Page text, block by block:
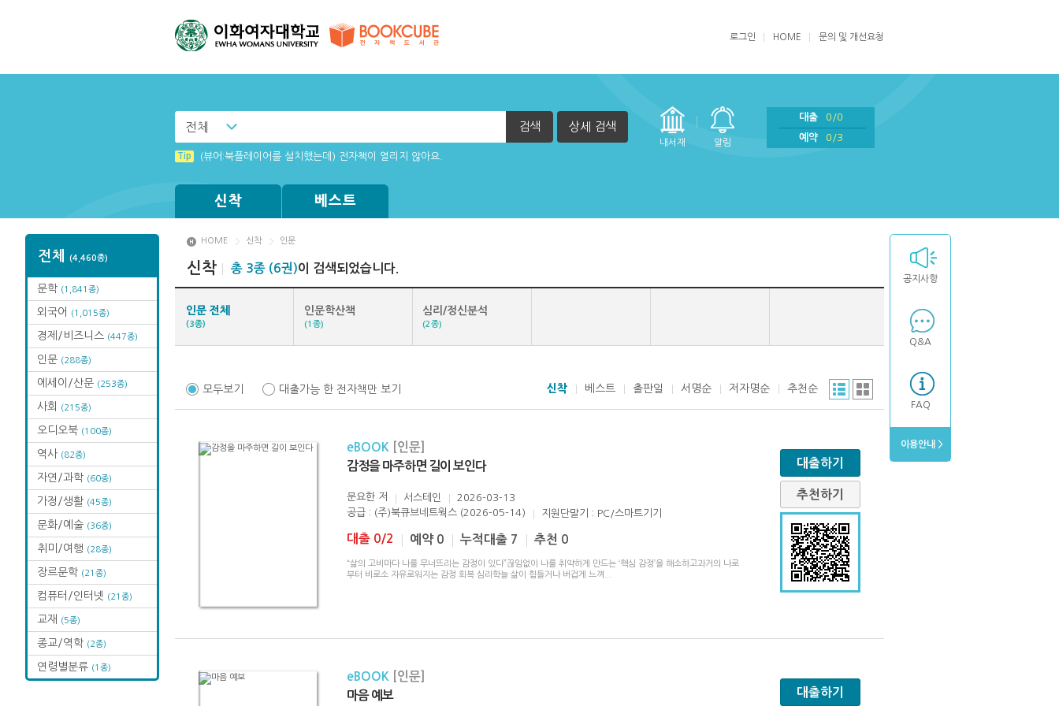
로그인 HOME 문의 및 개선요청
전체 검색 상세 검색
내서재 알림
대출
0/0
예약
0/3
Tip (뷰어:북플레이어를 설치했는데) 전자책이 열리지 않아요.
신착 베스트
전체 (4,460종)
문학 (1,841종)
외국어 (1,015종)
경제/비즈니스 (447종)
인문 (288종)
에세이/산문 (253종)
사회 (215종)
오디오북 (100종)
역사 (82종)
자연/과학 (60종)
가정/생활 (45종)
문화/예술 (36종)
취미/여행 (28종)
장르문학 (21종)
컴퓨터/인터넷 (21종)
교재 (5종)
종교/역학 (2종)
연령별분류 (1종)
공지사항
Q&A
FAQ
이용안내 >
HOME 신착 인문
신착 총 3종 (6권)이 검색되었습니다.
인문 전체
(3종)
인문학산책
(1종)
심리/정신분석
(2종)
모두보기 대출가능 한 전자책만 보기 신착 베스트 출판일 서명순 저자명순 추천순
eBOOK
[인문]
감정을 마주하면 길이 보인다
문요한 저 서스테인
2026-03-13
공급 : (주)북큐브네트웍스 (2026-05-14)
지원단말기 : PC/스마트기기
대출 0/2 예약 0 누적대출 7 추천 0
“삶의 고비마다 나를 무너뜨리는 감정이 있다”끊임없이 나를 취약하게 만드는 ‘핵심 감정’을 해소하고과거의 나로
부터 비로소 자유로워지는 감정 회복 심리학늘 삶이 힘들거나 버겁게 느껴
대출하기
추천하기
eBOOK
[인문]
마음 예보
대출하기